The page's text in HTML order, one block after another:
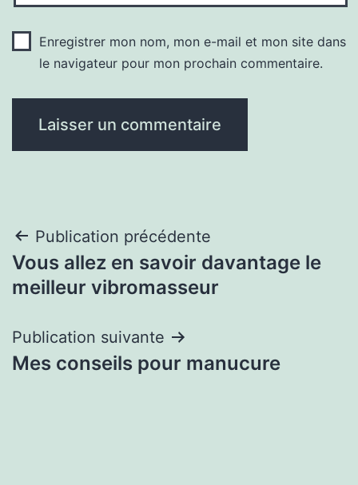
Enregistrer mon nom, mon e-mail et mon site dans
le navigateur pour mon prochain commentaire.
Navigation
de
Publication précédente
Vous allez en savoir davantage le
meilleur vibromasseur
Publication suivante
Mes conseils pour manucure